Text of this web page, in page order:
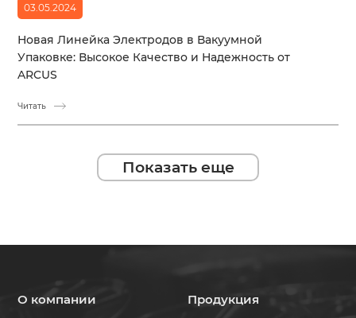
03.05.2024
Новая Линейка Электродов в Вакуумной
Упаковке: Высокое Качество и Надежность от
ARCUS
Читать
Показать еще
О компании Продукция